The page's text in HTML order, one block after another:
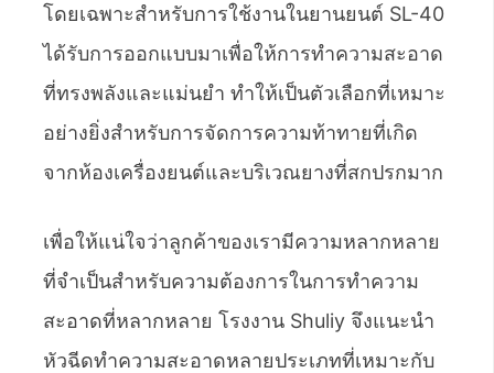
โดยเฉพาะสำหรับการใช้งานในยานยนต์ SL-40
ได้รับการออกแบบมาเพื่อให้การทำความสะอาด
ที่ทรงพลังและแม่นยำ ทำให้เป็นตัวเลือกที่เหมาะ
อย่างยิ่งสำหรับการจัดการความท้าทายที่เกิด
จากห้องเครื่องยนต์และบริเวณยางที่สกปรกมาก
เพื่อให้แน่ใจว่าลูกค้าของเรามีความหลากหลาย
ที่จำเป็นสำหรับความต้องการในการทำความ
สะอาดที่หลากหลาย โรงงาน Shuliy จึงแนะนำ
หัวฉีดทำความสะอาดหลายประเภทที่เหมาะกับ